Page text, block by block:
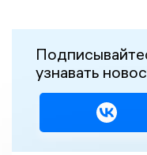
узнавать